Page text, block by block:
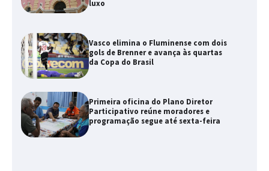
luxo
Vasco elimina o Fluminense com dois
gols de Brenner e avança às quartas
da Copa do Brasil
Primeira oficina do Plano Diretor
Participativo reúne moradores e
programação segue até sexta-feira